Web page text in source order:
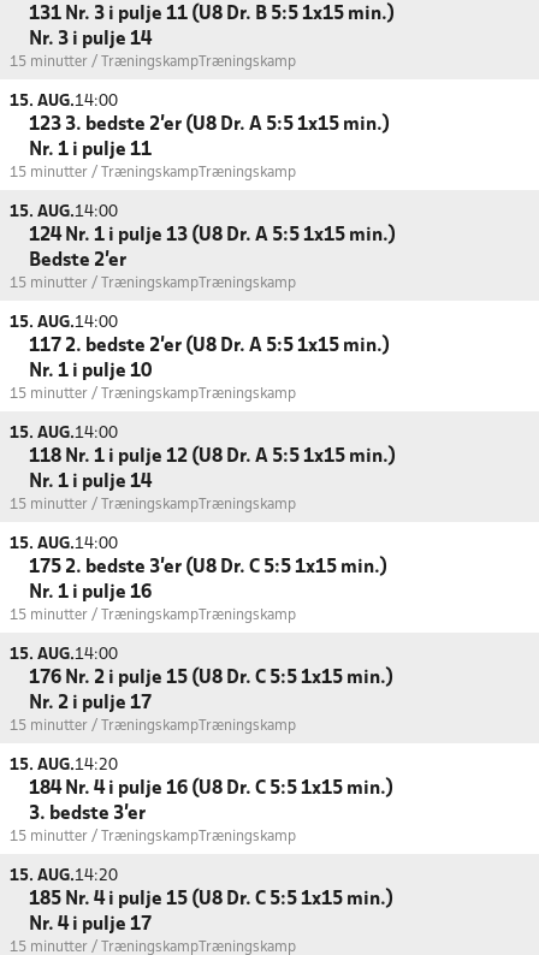
131 Nr. 3 i pulje 11 (U8 Dr. B 5:5 1x15 min.)
Nr. 3 i pulje 14
15 minutter / Træningskamp Træningskamp
15. AUG.14:00
123 3. bedste 2'er (U8 Dr. A 5:5 1x15 min.)
Nr. 1 i pulje 11
15 minutter / Træningskamp Træningskamp
15. AUG.14:00
124 Nr. 1 i pulje 13 (U8 Dr. A 5:5 1x15 min.)
Bedste 2'er
15 minutter / Træningskamp Træningskamp
15. AUG.14:00
117 2. bedste 2'er (U8 Dr. A 5:5 1x15 min.)
Nr. 1 i pulje 10
15 minutter / Træningskamp Træningskamp
15. AUG.14:00
118 Nr. 1 i pulje 12 (U8 Dr. A 5:5 1x15 min.)
Nr. 1 i pulje 14
15 minutter / Træningskamp Træningskamp
15. AUG.14:00
175 2. bedste 3'er (U8 Dr. C 5:5 1x15 min.)
Nr. 1 i pulje 16
15 minutter / Træningskamp Træningskamp
15. AUG.14:00
176 Nr. 2 i pulje 15 (U8 Dr. C 5:5 1x15 min.)
Nr. 2 i pulje 17
15 minutter / Træningskamp Træningskamp
15. AUG.14:20
184 Nr. 4 i pulje 16 (U8 Dr. C 5:5 1x15 min.)
3. bedste 3'er
15 minutter / Træningskamp Træningskamp
15. AUG.14:20
185 Nr. 4 i pulje 15 (U8 Dr. C 5:5 1x15 min.)
Nr. 4 i pulje 17
15 minutter / Træningskamp Træningskamp